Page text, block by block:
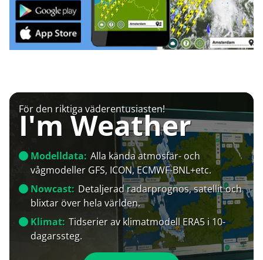
För den riktiga väderentusiasten!
I'm Weather
Modelldata: Alla kända atmosfär- och
vågmodeller GFS, ICON, ECMWF-BNL+etc.
Nowcast: Detaljerad radarprognos, satellit och
blixtar över hela världen.
Klimat: Tidserier av klimatmodell ERA5 i 10-
dagarssteg.